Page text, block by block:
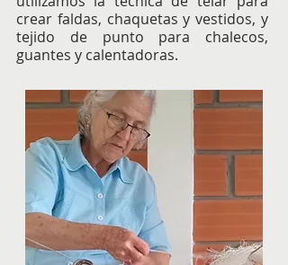
crear faldas, chaquetas y vestidos, y
tejido de punto para chalecos,
guantes y calentadoras.